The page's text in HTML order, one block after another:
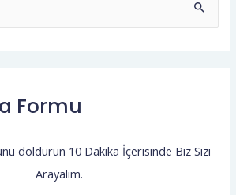
Formu
doldurun 10 Dakika İçerisinde Biz Sizi
Arayalım.